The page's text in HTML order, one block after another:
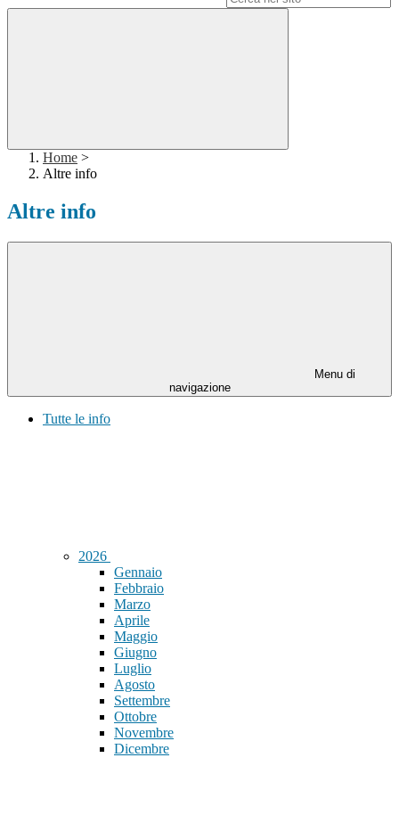
Home >
Altre info
Altre info
Menu di
navigazione
Tutte le info
2026
Gennaio
Febbraio
Marzo
Aprile
Maggio
Giugno
Luglio
Agosto
Settembre
Ottobre
Novembre
Dicembre